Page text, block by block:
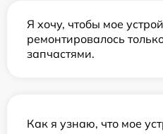
Я хочу, чтобы мое
ремонтировалось
запчастями.
Как я узнаю, что мое